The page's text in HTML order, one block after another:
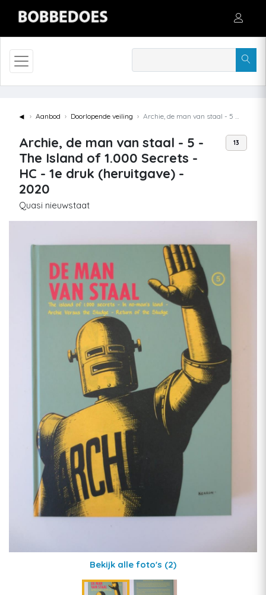
◄ Aanbod Doorlopende veiling Archie, de man van staal - 5 - The Island of 1.000 Secrets - HC - 1e druk (heruitgave) - 2020
Archie, de man van staal - 5 -
The Island of 1.000 Secrets -
HC - 1e druk (heruitgave) -
2020
Quasi nieuwstaat
13
Bekijk alle foto's (2)